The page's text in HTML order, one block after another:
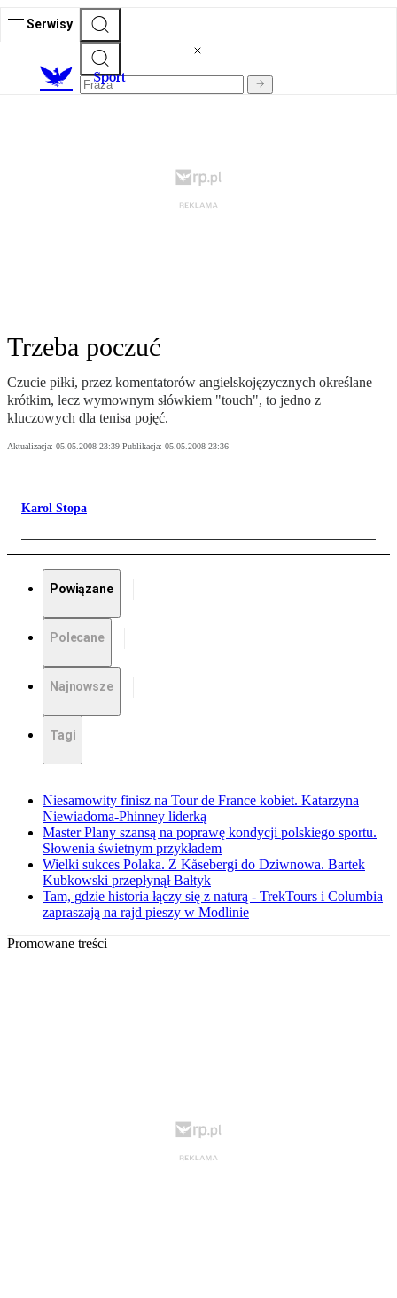
Serwisy
Sport
Trzeba poczuć
Czucie piłki, przez komentatorów angielskojęzycznych określane
krótkim, lecz wymownym słówkiem "touch", to jedno z
kluczowych dla tenisa pojęć.
Aktualizacja: 05.05.2008 23:39 Publikacja: 05.05.2008 23:36
Karol Stopa
Powiązane
Polecane
Najnowsze
Tagi
Niesamowity finisz na Tour de France kobiet. Katarzyna
Niewiadoma-Phinney liderką
Master Plany szansą na poprawę kondycji polskiego sportu.
Słowenia świetnym przykładem
Wielki sukces Polaka. Z Kåsebergi do Dziwnowa. Bartek
Kubkowski przepłynął Bałtyk
Tam, gdzie historia łączy się z naturą - TrekTours i Columbia
zapraszają na rajd pieszy w Modlinie
Promowane treści